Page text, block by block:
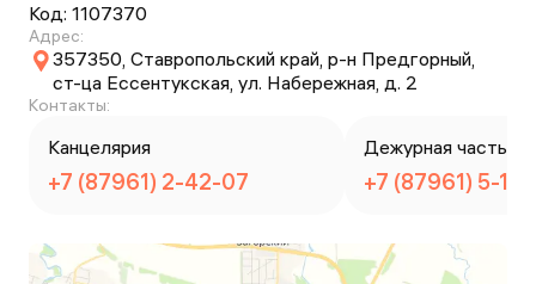
Код: 1107370
Адрес:
357350, Ставропольский край, р-н Предгорный,
ст-ца Ессентукская, ул. Набережная, д. 2
Контакты:
Канцелярия
+7 (87961) 2-42-07
Дежурная часть
+7 (87961) 5-11-